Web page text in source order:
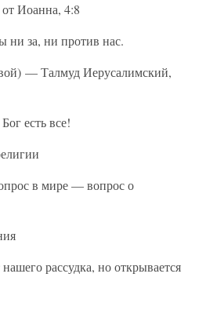
Иоанна, 4:8
ни за, ни против нас.
— Талмуд Иерусалимский,
есть все!
в мире — вопрос о
рассудка, но открывается